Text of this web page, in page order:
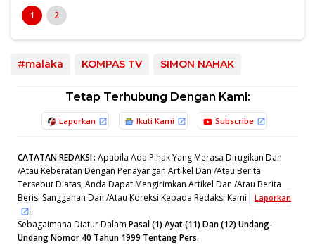
1 2
#malaka KOMPAS TV SIMON NAHAK
Tetap Terhubung Dengan Kami:
Laporkan Ikuti Kami Subscribe
CATATAN REDAKSI: Apabila Ada Pihak Yang Merasa Dirugikan Dan
/Atau Keberatan Dengan Penayangan Artikel Dan /Atau Berita
Tersebut Diatas, Anda Dapat Mengirimkan Artikel Dan /Atau Berita
Berisi Sanggahan Dan /Atau Koreksi Kepada Redaksi Kami
Laporkan
,
Sebagaimana Diatur Dalam Pasal (1) Ayat (11) Dan (12) Undang-
Undang Nomor 40 Tahun 1999 Tentang Pers.